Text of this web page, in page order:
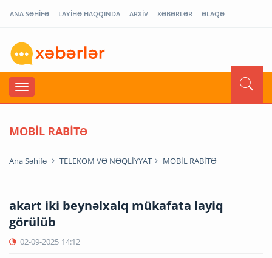
ANA SƏHİFƏ LAYİHƏ HAQQINDA ARXİV XƏBƏRLƏR ƏLAQƏ
MOBİL RABİTƏ
Ana Səhifə TELEKOM VƏ NƏQLİYYAT MOBİL RABİTƏ
akart iki beynəlxalq mükafata layiq
görülüb
02-09-2025 14:12